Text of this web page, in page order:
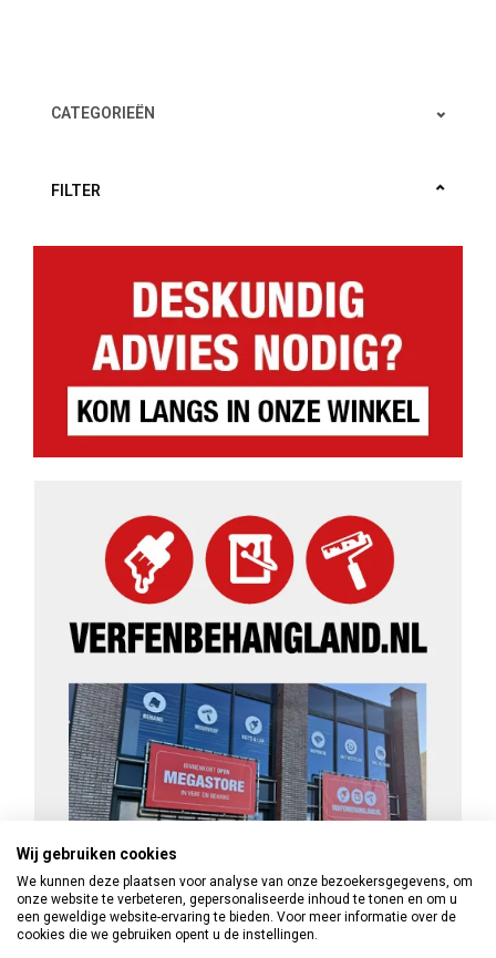
CATEGORIEËN
FILTER
Wij gebruiken cookies
We kunnen deze plaatsen voor analyse van onze bezoekersgegevens, om
onze website te verbeteren, gepersonaliseerde inhoud te tonen en om u
een geweldige website-ervaring te bieden. Voor meer informatie over de
cookies die we gebruiken opent u de instellingen.